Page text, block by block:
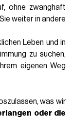
ohne zwanghaft
weiter in andere
Leben und in
zu suchen,
eigenen Weg
was wir
oder die